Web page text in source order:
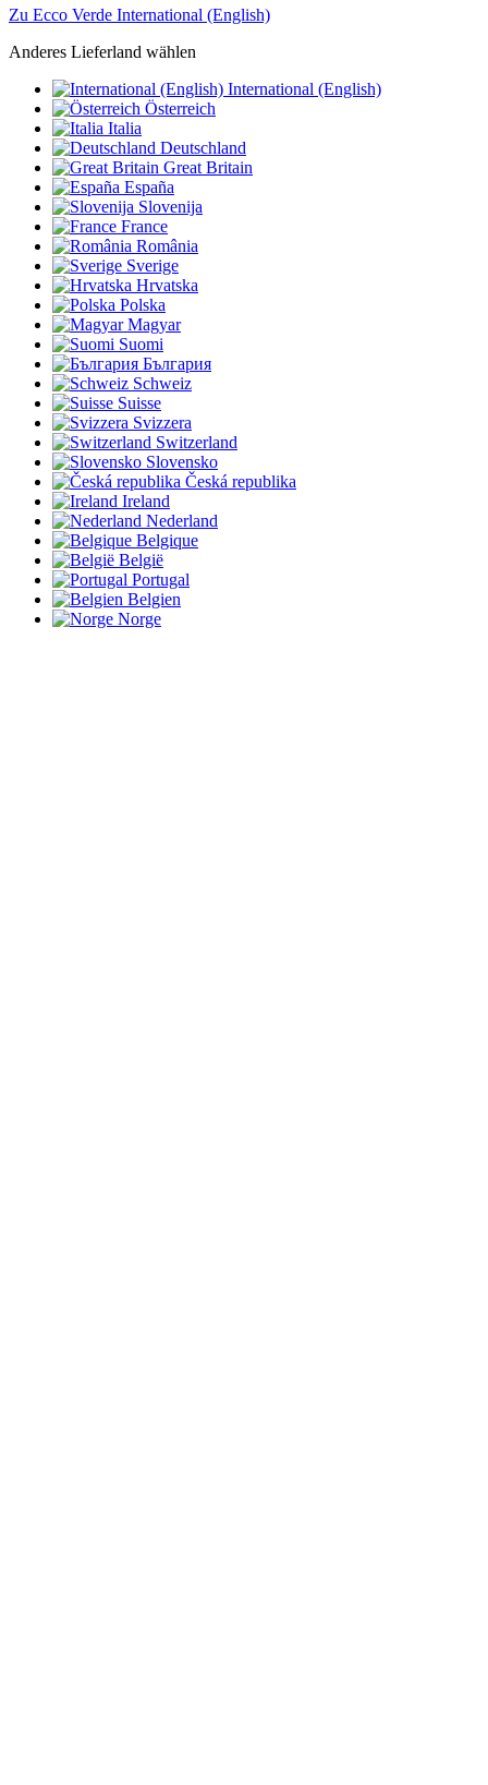
Zu Ecco Verde International (English)
Anderes Lieferland wählen
International (English)
Österreich
Italia
Deutschland
Great Britain
España
Slovenija
France
România
Sverige
Hrvatska
Polska
Magyar
Suomi
България
Schweiz
Suisse
Svizzera
Switzerland
Slovensko
Česká republika
Ireland
Nederland
Belgique
België
Portugal
Belgien
Norge